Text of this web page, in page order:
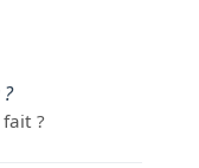
?